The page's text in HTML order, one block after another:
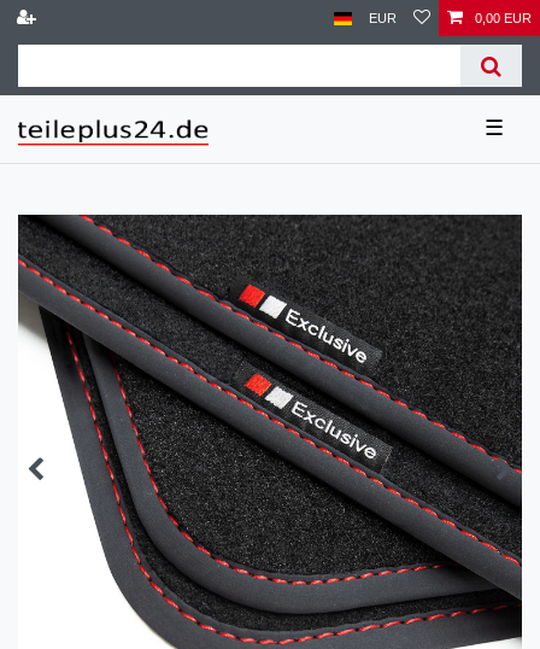
EUR 0,00 EUR
☰